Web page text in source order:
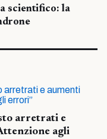
scientifico: la
arretrati e
agli